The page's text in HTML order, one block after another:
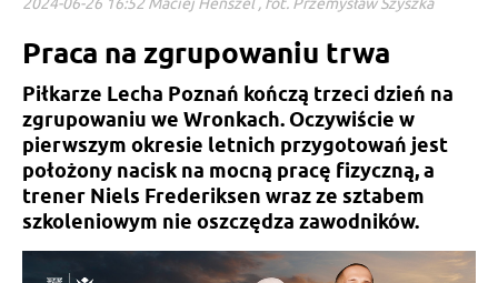
Praca na zgrupowaniu trwa
Piłkarze Lecha Poznań kończą trzeci dzień na
zgrupowaniu we Wronkach. Oczywiście w
pierwszym okresie letnich przygotowań jest
położony nacisk na mocną pracę fizyczną, a
trener Niels Frederiksen wraz ze sztabem
szkoleniowym nie oszczędza zawodników.